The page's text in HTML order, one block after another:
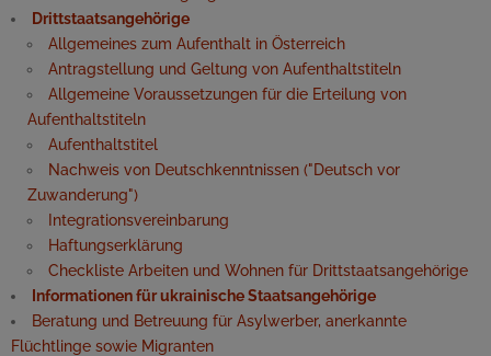
Drittstaatsangehörige
Allgemeines zum Aufenthalt in Österreich
Antragstellung und Geltung von Aufenthaltstiteln
Allgemeine Voraussetzungen für die Erteilung von
Aufenthaltstiteln
Aufenthaltstitel
Nachweis von Deutschkenntnissen ("Deutsch vor
Zuwanderung")
Integrationsvereinbarung
Haftungserklärung
Checkliste Arbeiten und Wohnen für Drittstaatsangehörige
Informationen für ukrainische Staatsangehörige
Beratung und Betreuung für Asylwerber, anerkannte
Flüchtlinge sowie Migranten